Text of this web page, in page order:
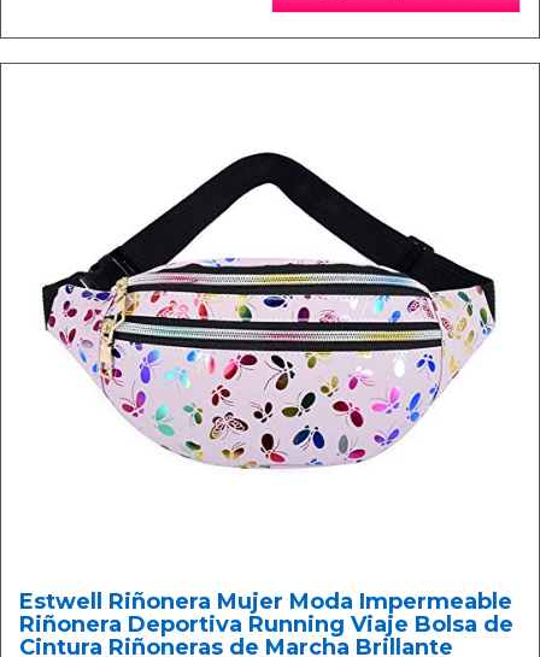
Estwell Riñonera Mujer Moda Impermeable
Riñonera Deportiva Running Viaje Bolsa de
Cintura Riñoneras de Marcha Brillante